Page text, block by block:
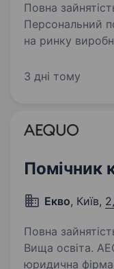
Повна
Персональний
на ринку
керівника У Ваших
3 дні тому
Помічник
Екво, Київ,
Повна
Вища освіта. AEQUO провідна багатопрофільна
юридична